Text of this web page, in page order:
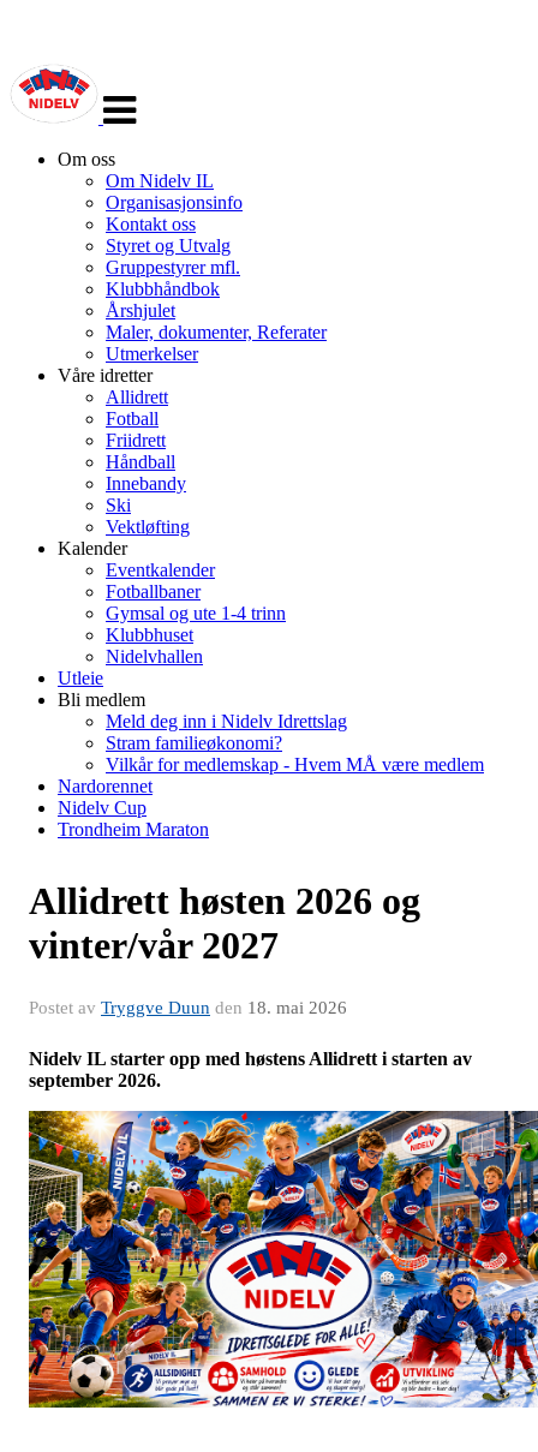
navigasjon
Om oss
Om Nidelv IL
Organisasjonsinfo
Kontakt oss
Styret og Utvalg
Gruppestyrer mfl.
Klubbhåndbok
Årshjulet
Maler, dokumenter, Referater
Utmerkelser
Våre idretter
Allidrett
Fotball
Friidrett
Håndball
Innebandy
Ski
Vektløfting
Kalender
Eventkalender
Fotballbaner
Gymsal og ute 1-4 trinn
Klubbhuset
Nidelvhallen
Utleie
Bli medlem
Meld deg inn i Nidelv Idrettslag
Stram familieøkonomi?
Vilkår for medlemskap - Hvem MÅ være medlem
Nardorennet
Nidelv Cup
Trondheim Maraton
Allidrett høsten 2026 og
vinter/vår 2027
Postet av Tryggve Duun den 18. mai 2026
Nidelv IL starter opp med høstens Allidrett i starten av
september 2026.